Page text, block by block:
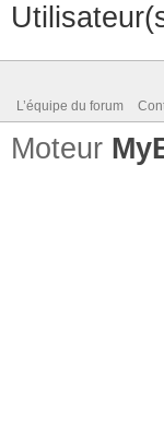
L’équipe du forum
Moteur